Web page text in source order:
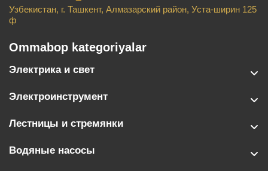
Узбекистан, г. Ташкент, Алмазарский район, Уста-ширин 125
ф
Ommabop kategoriyalar
Электрика и свет
Электроинструмент
Лестницы и стремянки
Водяные насосы